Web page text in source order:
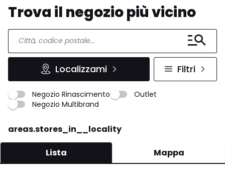
Trova il negozio più vicino
Localizzami Filtri
Negozio Rinascimento
Outlet
Negozio Multibrand
areas.stores_in__locality
Lista Mappa